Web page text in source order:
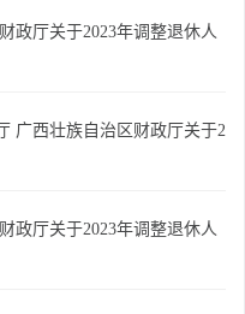
政厅关于2023年调整退休人
广西壮族自治区财政厅关于2
政厅关于2023年调整退休人